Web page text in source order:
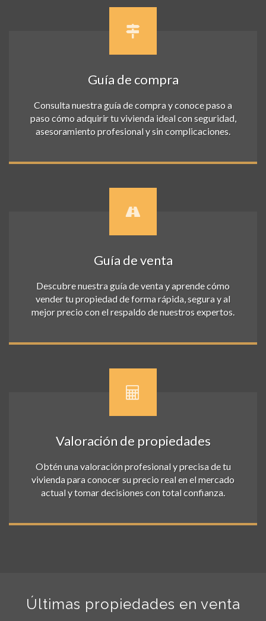
Guía de compra
Consulta nuestra guía de compra y conoce paso a
paso cómo adquirir tu vivienda ideal con seguridad,
asesoramiento profesional y sin complicaciones.
Guía de venta
Descubre nuestra guía de venta y aprende cómo
vender tu propiedad de forma rápida, segura y al
mejor precio con el respaldo de nuestros expertos.
Valoración de propiedades
Obtén una valoración profesional y precisa de tu
vivienda para conocer su precio real en el mercado
actual y tomar decisiones con total confianza.
Últimas propiedades en venta